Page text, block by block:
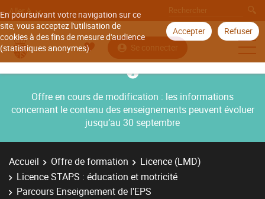
En poursuivant votre navigation sur ce
site, vous acceptez l'utilisation de
cookies à des fins de mesure d'audience
(statistiques anonymes).
Accepter Refuser
Aller à
Se connecter
Offre en cours de modification : les informations
concernant le contenu des enseignements peuvent évoluer
jusqu’au 30 septembre
Accueil Offre de formation
Licence (LMD)
Licence STAPS : éducation et motricité
Parcours Enseignement de l'EPS